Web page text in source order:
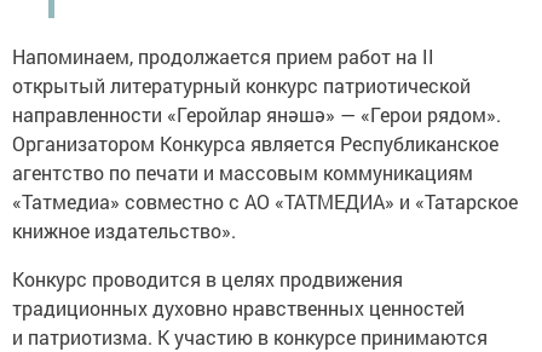
Напоминаем, продолжается прием работ на II
открытый литературный конкурс патриотической
направленности «Геройлар янәшә» — «Герои рядом».
Организатором Конкурса является Республиканское
агентство по печати и массовым коммуникациям
«Татмедиа» совместно с АО «ТАТМЕДИА» и «Татарское
книжное издательство».
Конкурс проводится в целях продвижения
традиционных духовно нравственных ценностей
и патриотизма. К участию в конкурсе принимаются